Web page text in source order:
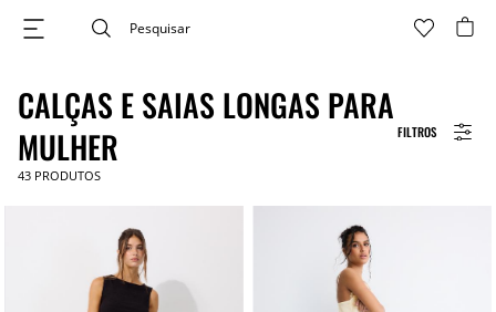
FILTROS
CALÇAS E SAIAS LONGAS PARA
MULHER
43 PRODUTOS